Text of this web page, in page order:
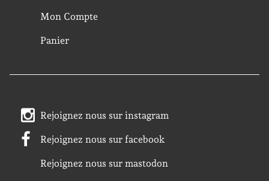
Mon Compte
Panier
Rejoignez nous sur instagram
Rejoignez nous sur facebook
Rejoignez nous sur mastodon